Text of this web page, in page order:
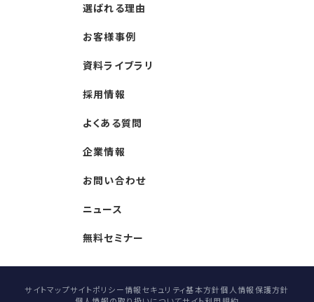
選ばれる理由
お客様事例
資料ライブラリ
採用情報
よくある質問
企業情報
お問い合わせ
ニュース
無料セミナー
サイトマップサイトポリシー情報セキュリティ基本方針個人情報保護方針